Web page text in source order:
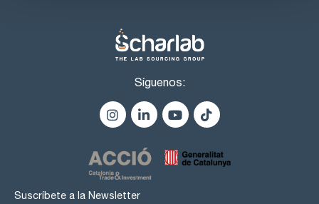
Síguenos:
Suscríbete a la Newsletter